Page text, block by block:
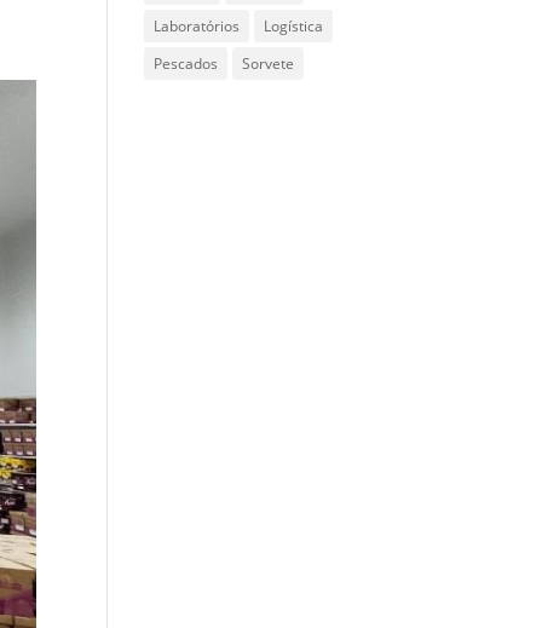
Laboratórios
Logística
Pescados
Sorvete